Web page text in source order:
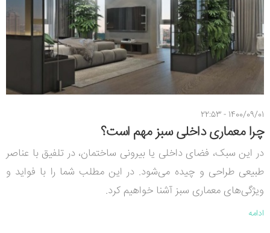
1400/09/01 - 22:53
چرا معماری داخلی سبز مهم است؟
در این سبک، فضای داخلی یا بیرونی ساختمان، در تلفیق با عناصر
طبیعی طراحی و چیده می‌شود. در این مطلب شما را با فواید و
ویژگی‌های معماری سبز آشنا خواهیم کرد.
ادامه